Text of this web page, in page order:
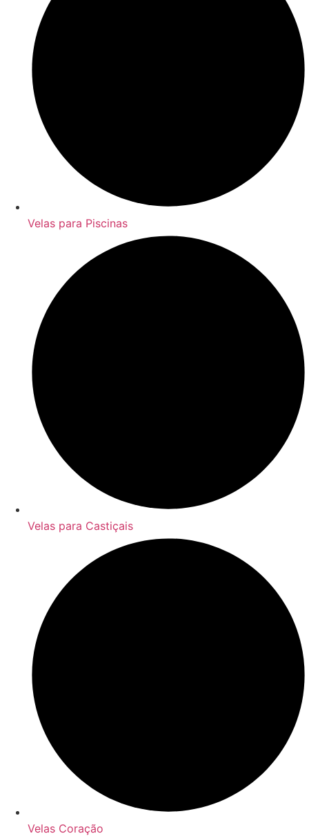
Velas para Piscinas
Velas para Castiçais
Velas Coração